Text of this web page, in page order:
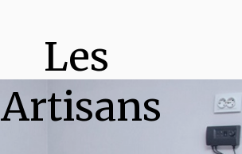
Les
Artisans